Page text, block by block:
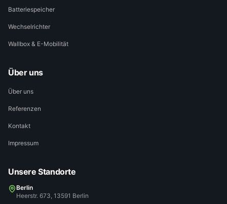
Batteriespeicher
Wechselrichter
Wallbox & E-Mobilität
Über uns
Über uns
Referenzen
Kontakt
Impressum
Unsere Standorte
Berlin
Heerstr. 673, 13591 Berlin